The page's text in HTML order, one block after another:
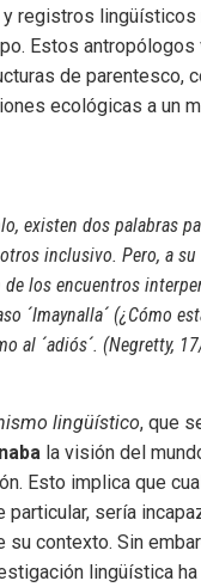
registros lingüísticos
Estos antropólogos
de parentesco,
ecológicas a un
existen dos palabras
inclusivo. Pero, a
los encuentros
´Imaynalla´ (¿Cómo
al ´adiós´. (Negretty,
lingüístico, que
la visión del
Esto implica que
sería
contexto. Sin
lingüística